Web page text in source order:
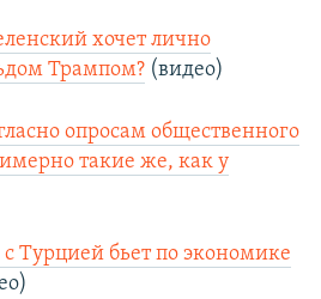
хочет лично
Трампом? (видео)
опросам общественного
такие же, как у
Турцией бьет по экономике